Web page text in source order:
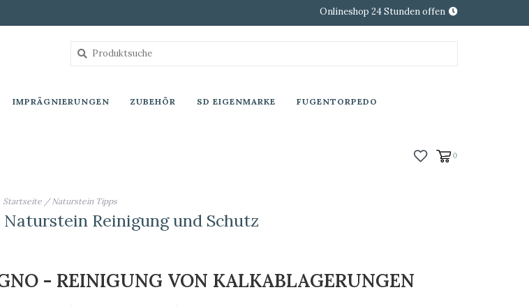
Onlineshop 24 Stunden offen
IMPRÄGNIERUNGEN ZUBEHÖR SD EIGENMARKE FUGENTORPEDO
0
Startseite /Naturstein Tipps
Reinigung und Schutz
- REINIGUNG VON KALKABLAGERUNGEN